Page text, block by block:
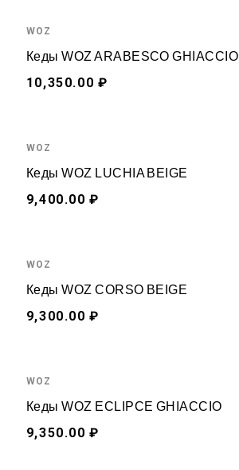
WOZ
Кеды WOZ ARABESCO GHIACCIO
10,350.00 ₽
WOZ
Кеды WOZ LUCHIA BEIGE
9,400.00 ₽
WOZ
Кеды WOZ CORSO BEIGE
9,300.00 ₽
WOZ
Кеды WOZ ECLIPCE GHIACCIO
9,350.00 ₽